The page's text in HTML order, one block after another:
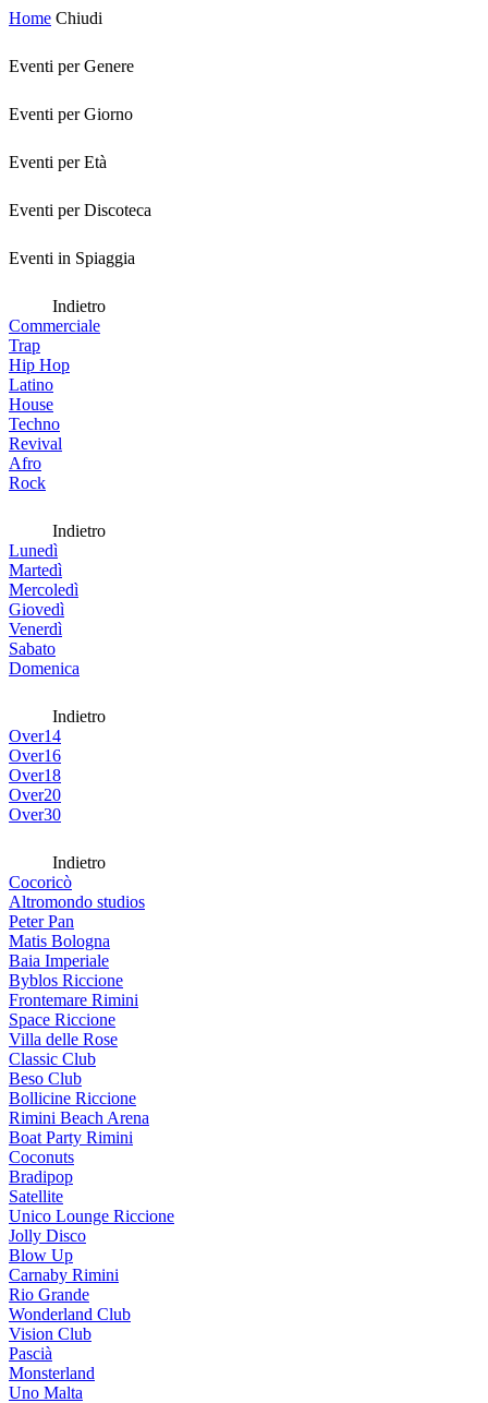
Home Chiudi
Eventi per Genere
Eventi per Giorno
Eventi per Età
Eventi per Discoteca
Eventi in Spiaggia
Indietro
Commerciale
Trap
Hip Hop
Latino
House
Techno
Revival
Afro
Rock
Indietro
Lunedì
Martedì
Mercoledì
Giovedì
Venerdì
Sabato
Domenica
Indietro
Over14
Over16
Over18
Over20
Over30
Indietro
Cocoricò
Altromondo studios
Peter Pan
Matis Bologna
Baia Imperiale
Byblos Riccione
Frontemare Rimini
Space Riccione
Villa delle Rose
Classic Club
Beso Club
Bollicine Riccione
Rimini Beach Arena
Boat Party Rimini
Coconuts
Bradipop
Satellite
Unico Lounge Riccione
Jolly Disco
Blow Up
Carnaby Rimini
Rio Grande
Wonderland Club
Vision Club
Pascià
Monsterland
Uno Malta